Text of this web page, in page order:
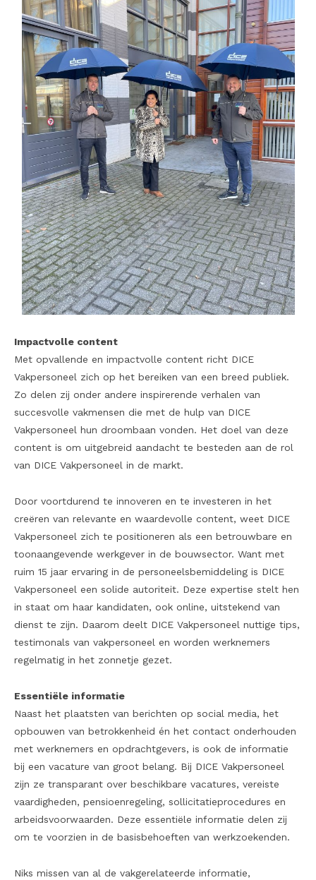
Impactvolle content
Met opvallende en impactvolle content richt DICE
Vakpersoneel zich op het bereiken van een breed publiek.
Zo delen zij onder andere inspirerende verhalen van
succesvolle vakmensen die met de hulp van DICE
Vakpersoneel hun droombaan vonden. Het doel van deze
content is om uitgebreid aandacht te besteden aan de rol
van DICE Vakpersoneel in de markt.
Door voortdurend te innoveren en te investeren in het
creëren van relevante en waardevolle content, weet DICE
Vakpersoneel zich te positioneren als een betrouwbare en
toonaangevende werkgever in de bouwsector. Want met
ruim 15 jaar ervaring in de personeelsbemiddeling is DICE
Vakpersoneel een solide autoriteit. Deze expertise stelt hen
in staat om haar kandidaten, ook online, uitstekend van
dienst te zijn. Daarom deelt DICE Vakpersoneel nuttige tips,
testimonals van vakpersoneel en worden werknemers
regelmatig in het zonnetje gezet.
Essentiële informatie
Naast het plaatsten van berichten op social media, het
opbouwen van betrokkenheid én het contact onderhouden
met werknemers en opdrachtgevers, is ook de informatie
bij een vacature van groot belang. Bij DICE Vakpersoneel
zijn ze transparant over beschikbare vacatures, vereiste
vaardigheden, pensioenregeling, sollicitatieprocedures en
arbeidsvoorwaarden. Deze essentiële informatie delen zij
om te voorzien in de basisbehoeften van werkzoekenden.
Niks missen van al de vakgerelateerde informatie,